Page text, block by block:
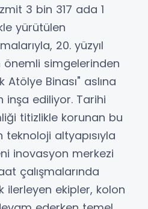
3 bin 317 ada 1
yürütülen
20. yüzyıl
önemli simgelerinden
Binası" aslına
inşa ediliyor. Tarihi
titizlikle korunan bu
altyapısıyla
inovasyon merkezi
çalışmalarında
ekipler, kolon